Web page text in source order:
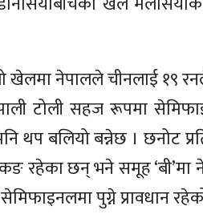
खेलमा नेपालले चीनलाई
टोली सहज रूपमा
बलियो बन्नेछ । छनोट
रहेका छन् भने समूह ‘बी’मा
पुग्ने प्रावधान